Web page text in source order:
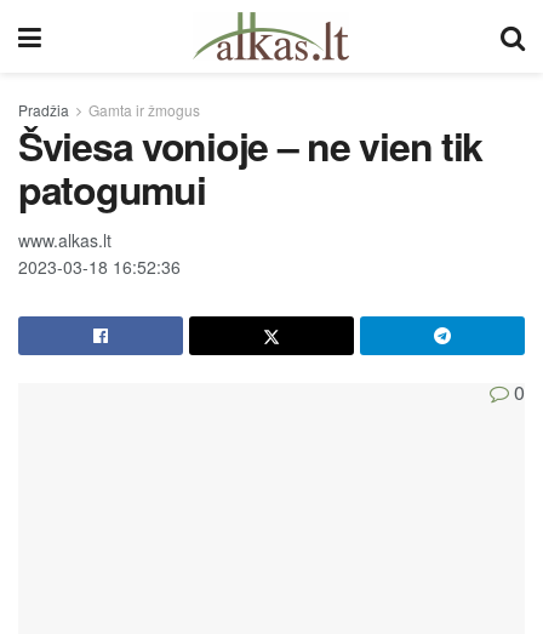
Pradžia Gamta ir žmogus
Šviesa vonioje – ne vien tik
patogumui
www.alkas.lt
2023-03-18 16:52:36
0